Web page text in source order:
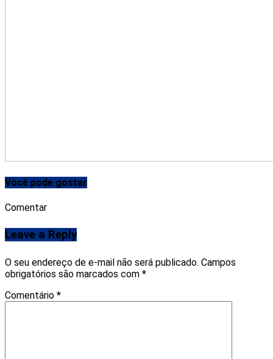
Você pode gostar
Comentar
Leave a Reply
O seu endereço de e-mail não será publicado. Campos
obrigatórios são marcados com *
Comentário *